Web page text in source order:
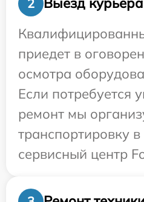
2
приедет в
осмотра
Если потребуется
ремонт мы
транспортировку
сервисный центр